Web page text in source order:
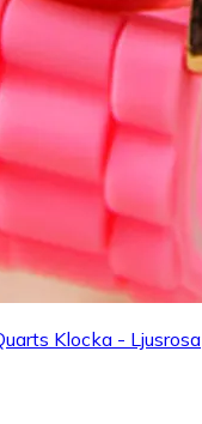
Klocka - Ljusrosa